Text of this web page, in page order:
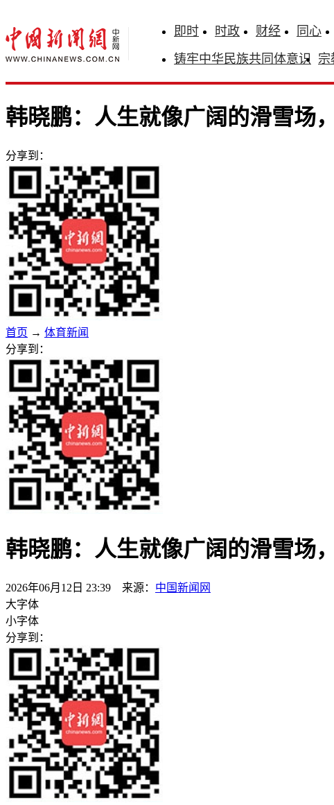
即时 时政 财经 同心
铸牢中华民族共同体意识 宗
韩晓鹏：人生就像广阔的滑雪场
分享到：
首页 → 体育新闻
分享到：
韩晓鹏：人生就像广阔的滑雪场
2026年06月12日 23:39 来源： 中国新闻网
大字体
小字体
分享到：